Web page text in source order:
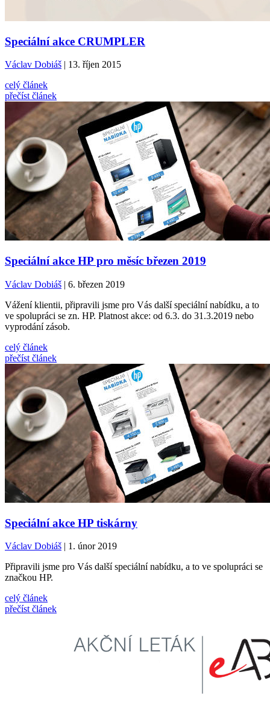
Speciální akce CRUMPLER
Václav Dobiáš| 13. říjen 2015
celý článek
přečíst článek
Speciální akce HP pro měsíc březen 2019
Václav Dobiáš| 6. březen 2019
Vážení klientii, připravili jsme pro Vás další speciální nabídku, a to
ve spolupráci se zn. HP. Platnost akce: od 6.3. do 31.3.2019 nebo
vyprodání zásob.
celý článek
přečíst článek
Speciální akce HP tiskárny
Václav Dobiáš| 1. únor 2019
Připravili jsme pro Vás další speciální nabídku, a to ve spolupráci se
značkou HP.
celý článek
přečíst článek